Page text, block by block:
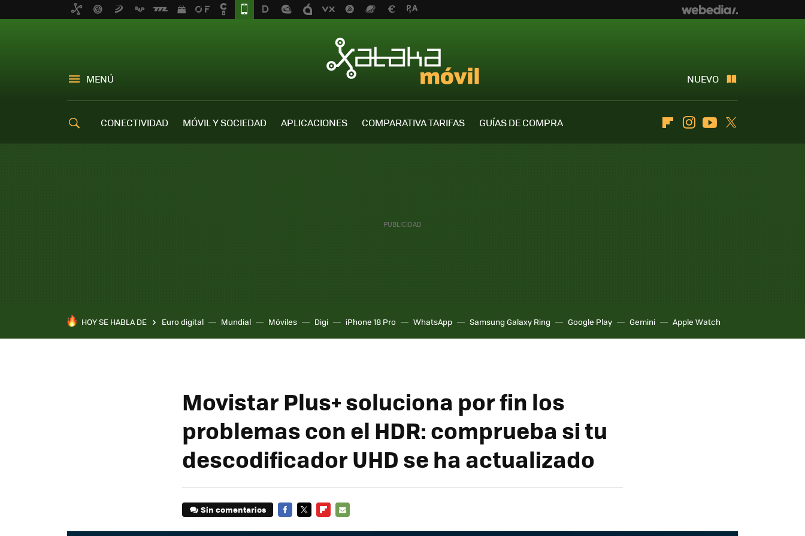
MENÚ NUEVO
CONECTIVIDAD MÓVIL Y SOCIEDAD APLICACIONES COMPARATIVA TARIFAS
GUÍAS DE COMPRA
FlipboardInstagramYoutube
HOY SE HABLA DE Euro digital Mundial Móviles Digi iPhone 18 Pro WhatsApp Samsung Galaxy Ring Google Play Gemini Apple Watch
Movistar Plus+ soluciona por fin los
problemas con el HDR: comprueba si tu
descodificador UHD se ha actualizado
Sin comentarios